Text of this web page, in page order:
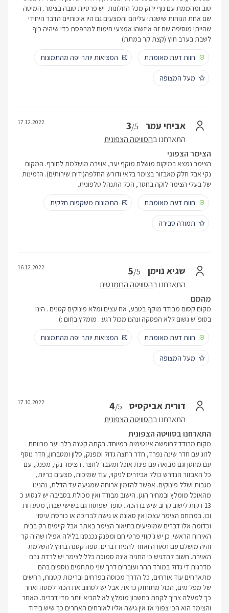
טוב ומהממת עם נוף ירוק מכל החלונות. יש פרטיות טובה בצימר. המיטה
שם אחת הנוחות שישנתי עליהם והמצעים גם היו איכותיים הדבר היחידי
שהייתי מוסיפה שם זה איזשהו אמצעי חימום למרפסת כדי שיהיה כיף
לשבת בערב חוץ (קצת קר במתת)
חוות דעת מאומתת
המציאות יותר יפה מהתמונות
מעל המצופה
אביחי עמר 3/5
התארחנו בהסוויטה הצפונית
17.12.2022
הצימר הצפוני
הצימר נמצא במיקום מושלם מוקף יער, אווירה מושלמת לחורף. המקום
נקי אבל חלק מאבזור בצימר בלאי ודורש החלפה(ידית שירותים). הזמינות
של בעלי הצימר לוקה בחסר, הכל התנהל טלפונית.
חוות דעת מאומתת
התמונות משקפות חלקית
תמורה סבירה
שגיא נוימן 5/5
התארחנו בהסוויטה הרומנטית
16.12.2022
מהמם
מקום קסום מבודד מוקף בטבע, אח עצים ומלא פינוקים קטנים . הינו
בסופ"ש גשום ללא הפסקה ונהנו מכול רגע . מומלץ בחום :)
חוות דעת מאומתת
המציאות יותר יפה מהתמונות
מעל המצופה
דורית אביקסיס 4/5
התארחנו בהסוויטה הצפונית
17.10.2022
התארחנו בסוויטה הצפונית
מקום מבודד לחופשה אינטימית במיוחד. בקתה קטנה בלב יער מרווחת
לזוג עם חדר שינה נפרד, חדר רחצה גדול ומפנק, סלון ומטבחון, חדר נוסף
עם מחסן וגם מבואה עם פינת אוכל ומעבר לחצר. הצימר נקי, מפנק, עם
כל האבזור הנדרש כולל אביזרים לניקוי, עוד שמיכות, מצעים כריות,
מגבות ושלל פינוקים. אפשר להזמין ארוחה שמגיעה עד הדלת, נהנינו
מהאוכל מומלץ ובמחיר הוגן. הישוב מבודד ואין מכולת בסביבה יש לנסוע כ
13 דקות לישוב קרוב שיש בו הכול. סופר שפתוח גם בשישי שבת, מסעדות
וכו. במתחם הצימר עצמו אין סאונה או גישה לבריכה או כורסת עיסוי
וכדומה אלו דברים שמופיעים בתיאור הצימר באתר אבל קיימים רק בבית
האירוח הראשי. כן יש ג'קוזי פרטי חם ומפנק נכנסנו בלילה אפילו שהיה קר
והיה מושלם עם תאורה ואזור להניח דברים. ספה קטנה בחוץ להשלמת
האוירה. חשוב להדגיש כי החניה אינה סמוכה כלל לצימר יש לרדת גרם
מדרגות די גדול במורד ההר ועוברים דרך שני מתחמים נוספים בהם
מתארחים עוד אורחים, כל הדרך מכוסה בפרחים ובריכות קטנות, רחשים
של מפל מים, הכול מתוחזק כראוי. אבל יש לסחוב את הכול למטה ואחר
כך למעלה צריך לקחת בחשבון מומלץ לא להביא יותר מדי דברים. מאחר
והצימר הוא הכי צפוני אז אין גישה אליו לאורחים האחרים כך שיש בידוד